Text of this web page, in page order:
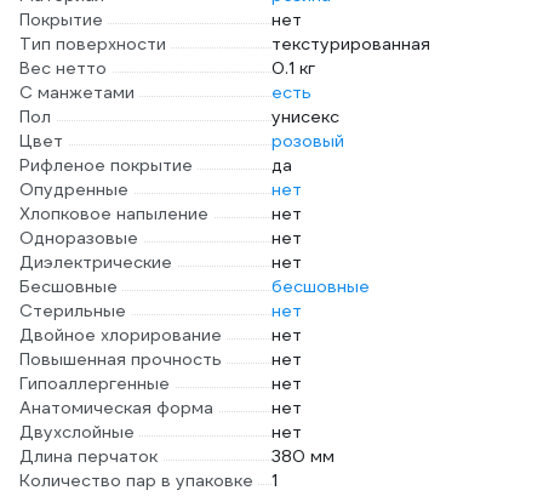
Покрытие
нет
Тип поверхности
текстурированная
Вес нетто
0.1 кг
С манжетами
есть
Пол
унисекс
Цвет
розовый
Рифленое покрытие
да
Опудренные
нет
Хлопковое напыление
нет
Одноразовые
нет
Диэлектрические
нет
Бесшовные
бесшовные
Стерильные
нет
Двойное хлорирование
нет
Повышенная прочность
нет
Гипоаллергенные
нет
Анатомическая форма
нет
Двухслойные
нет
Длина перчаток
380 мм
Количество пар в упаковке
1